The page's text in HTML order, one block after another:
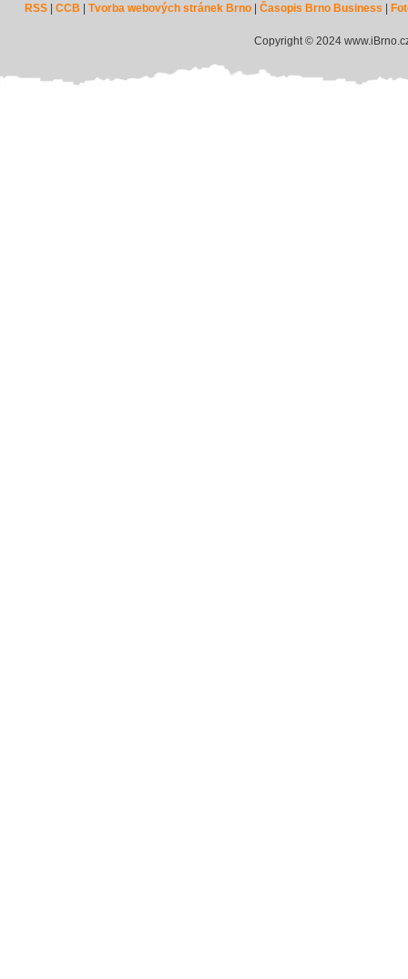
RSS |CCB |Tvorba webových stránek Brno |Časopis Brno Business
Copyright © 2024